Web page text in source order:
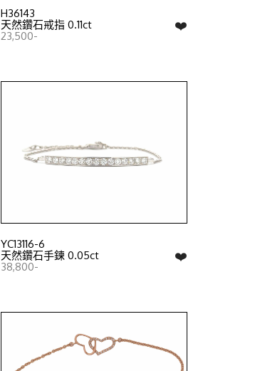
H36143
❤️
天然鑽石戒指 0.11ct
23,500-
YC13116-6
❤️
天然鑽石手鍊 0.05ct
38,800-